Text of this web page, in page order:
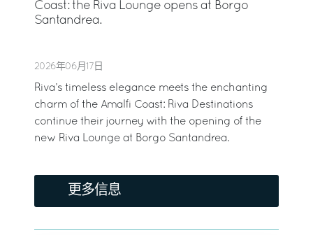
Coast: the Riva Lounge opens at Borgo
Santandrea.
2026年06月17日
Riva’s timeless elegance meets the enchanting
charm of the Amalfi Coast: Riva Destinations
continue their journey with the opening of the
new Riva Lounge at Borgo Santandrea.
更多信息